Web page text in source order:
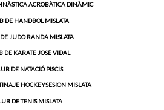
ACROBÀTICA DINÀMIC
DE HANDBOL MISLATA
JUDO RANDA MISLATA
DE KARATE JOSÉ VIDAL
DE NATACIÓ PISCIS
HOCKEYSESION MISLATA
DE TENIS MISLATA